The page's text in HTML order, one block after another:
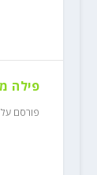
פילה
פורסם על